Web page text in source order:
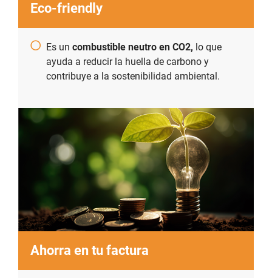
Eco-friendly
Es uncombustible neutro en CO2, lo que
ayuda a reducir la huella de carbono y
contribuye a la sostenibilidad ambiental.
Ahorra en tu factura